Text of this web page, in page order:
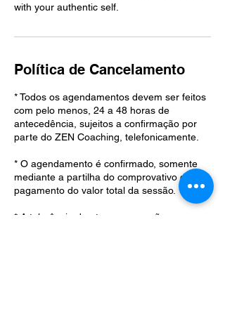
with your authentic self.
Política de Cancelamento
* Todos os agendamentos devem ser feitos
com pelo menos, 24 a 48 horas de
antecedência, sujeitos a confirmação por
parte do ZEN Coaching, telefonicamente.
* O agendamento é confirmado, somente
mediante a partilha do comprovativo de
pagamento do valor total da sessão.
* A tolerância de atrasos a sessões